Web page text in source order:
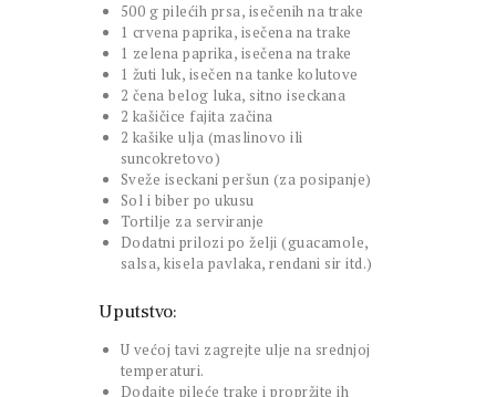
500 g pilećih prsa, isečenih na trake
1 crvena paprika, isečena na trake
1 zelena paprika, isečena na trake
1 žuti luk, isečen na tanke kolutove
2 čena belog luka, sitno iseckana
2 kašičice fajita začina
2 kašike ulja (maslinovo ili
suncokretovo)
Sveže iseckani peršun (za posipanje)
Sol i biber po ukusu
Tortilje za serviranje
Dodatni prilozi po želji (guacamole,
salsa, kisela pavlaka, rendani sir itd.)
Uputstvo:
U većoj tavi zagrejte ulje na srednjoj
temperaturi.
Dodajte pileće trake i propržite ih